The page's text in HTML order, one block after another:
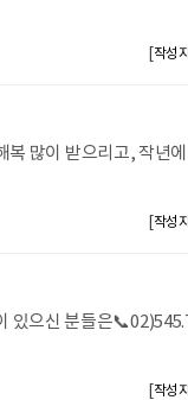
작성
많이 받으리고, 작년
작성
있으신 분들은
작성